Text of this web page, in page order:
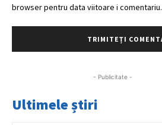
browser pentru data viitoare i comentariu.
- Publicitate -
Ultimele știri